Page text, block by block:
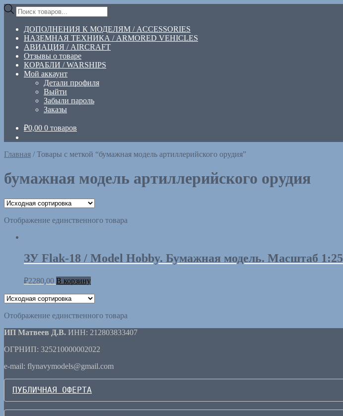
Перейти
навигации
Перейти
содержимому
Поиск
товаров
ДОПОЛНЕНИЯ К МОДЕЛЯМ / ACCESSORIES
НАЗЕМНАЯ ТЕХНИКА / ARMORED VEHICLES
АВИАЦИЯ / AIRCRAFT
Отзывы о товаре
КОРАБЛИ / WARSHIPS
Мой аккаунт
Детали профиля
Выйти
Забыли пароль
Заказы
₽0,00 0 товаров
Главная /Товары с меткой “бумажная модель артиллерийского орудия”
бумажная модель артиллерийского орудия
Отображение единственного товара
ЗУ Flak-18 / Model Hobby. Бумажная модель. Масштаб 1:25
₽2280,00 В корзину
Отображение единственного товара
ИП Матвеев Д.В. ИНН: 212803833407
ОГРНИП: 325210000002022
e-mail: flynavymodels@gmail.com
ПУБЛИЧНАЯ ОФЕРТА